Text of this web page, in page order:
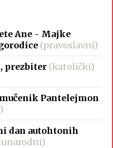
Ane - Majke
(pravoslavni)
prezbiter (katolički)
Pantelejmon
dan autohtonih